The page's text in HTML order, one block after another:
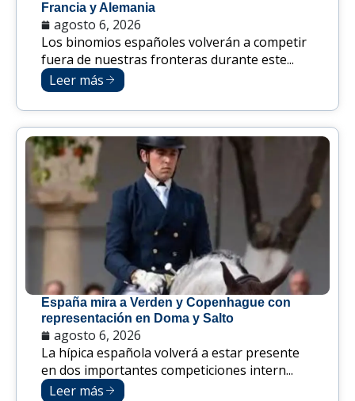
Francia y Alemania
agosto 6, 2026
Los binomios españoles volverán a competir
fuera de nuestras fronteras durante este...
Leer más
España mira a Verden y Copenhague con
representación en Doma y Salto
agosto 6, 2026
La hípica española volverá a estar presente
en dos importantes competiciones intern...
Leer más